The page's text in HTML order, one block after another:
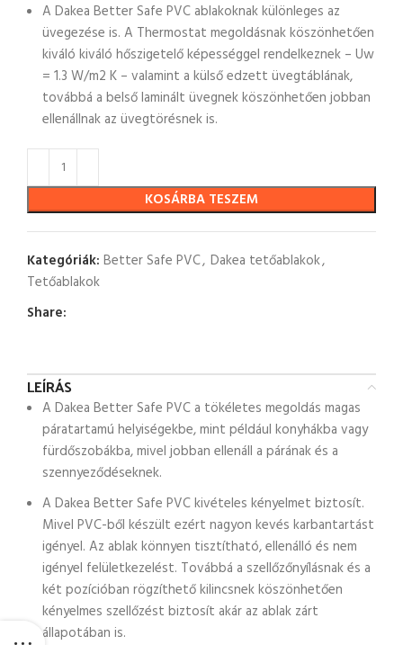
A Dakea Better Safe PVC ablakoknak különleges az
üvegezése is. A Thermostat megoldásnak köszönhetően
kiváló kiváló hőszigetelő képességgel rendelkeznek – Uw
= 1.3 W/m2 K – valamint a külső edzett üvegtáblának,
továbbá a belső laminált üvegnek köszönhetően jobban
ellenállnak az üvegtörésnek is.
KOSÁRBA TESZEM
Kategóriák: Better Safe PVC, Dakea tetőablakok,
Tetőablakok
Share:
LEÍRÁS
A Dakea Better Safe PVC a tökéletes megoldás magas
páratartamú helyiségekbe, mint például konyhákba vagy
fürdőszobákba, mivel jobban ellenáll a párának és a
szennyeződéseknek.
A Dakea Better Safe PVC kivételes kényelmet biztosít.
Mivel PVC-ből készült ezért nagyon kevés karbantartást
igényel. Az ablak könnyen tisztítható, ellenálló és nem
igényel felületkezelést. Továbbá a szellőzőnyílásnak és a
két pozícióban rögzíthető kilincsnek köszönhetően
kényelmes szellőzést biztosít akár az ablak zárt
állapotában is.